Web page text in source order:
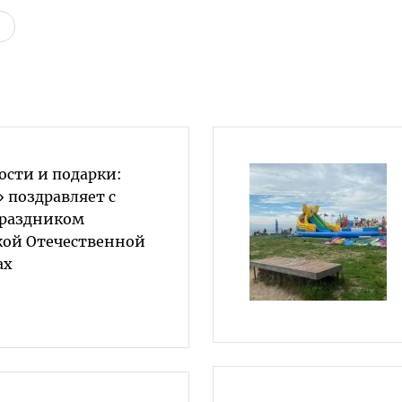
и подарки:
с
Отечественной